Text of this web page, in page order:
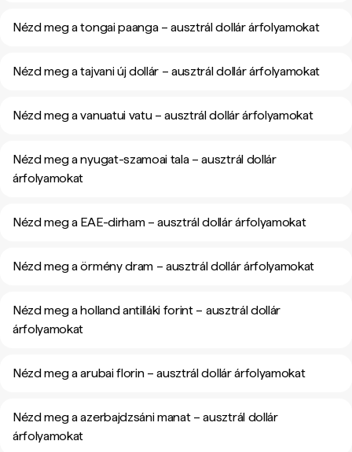
Nézd meg a tongai paanga – ausztrál dollár árfolyamokat
Nézd meg a tajvani új dollár – ausztrál dollár árfolyamokat
Nézd meg a vanuatui vatu – ausztrál dollár árfolyamokat
Nézd meg a nyugat-szamoai tala – ausztrál dollár
árfolyamokat
Nézd meg a EAE-dirham – ausztrál dollár árfolyamokat
Nézd meg a örmény dram – ausztrál dollár árfolyamokat
Nézd meg a holland antilláki forint – ausztrál dollár
árfolyamokat
Nézd meg a arubai florin – ausztrál dollár árfolyamokat
Nézd meg a azerbajdzsáni manat – ausztrál dollár
árfolyamokat